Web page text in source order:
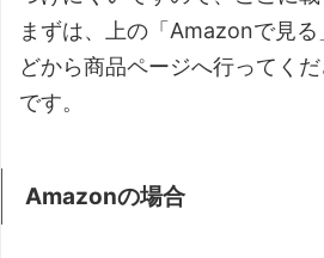
まずは、上の「Amazonで見
どから商品ページへ行ってく
です。
Amazonの場合